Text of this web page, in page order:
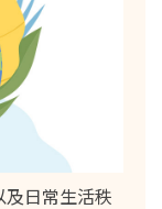
及日常生活秩